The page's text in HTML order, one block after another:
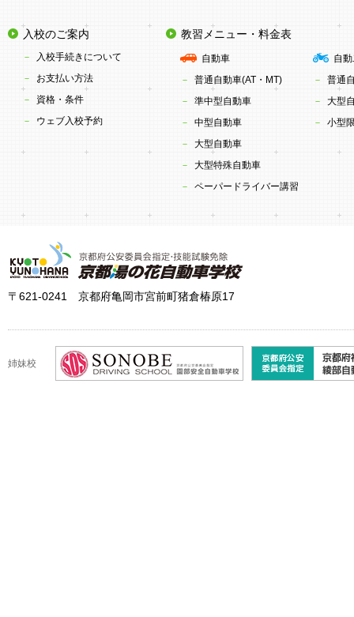
入校のご案内
入校手続きについて
お支払い方法
資格・条件
ウェブ入校予約
教習メニュー・料金表
自動車
普通自動車(AT・MT)
準中型自動車
中型自動車
大型自動車
大型特殊自動車
ペーパードライバー講習
自
普通
大型
小型
〒621-0241 京都府亀岡市宮前町猪倉椿原17
姉妹校